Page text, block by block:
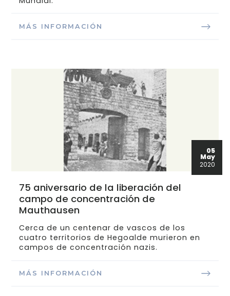
MÁS INFORMACIÓN
05
May
2020
75 aniversario de la liberación del
campo de concentración de
Mauthausen
Cerca de un centenar de vascos de los
cuatro territorios de Hegoalde murieron en
campos de concentración nazis.
MÁS INFORMACIÓN